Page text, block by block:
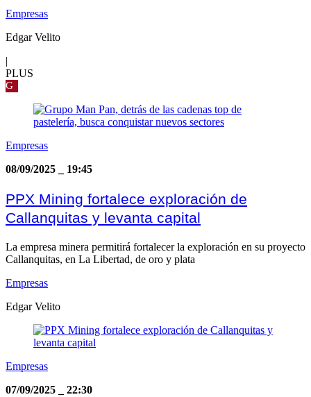
Empresas
Edgar Velito
|
PLUS
G
Empresas
08/09/2025
19:45
PPX Mining fortalece exploración de
Callanquitas y levanta capital
La empresa minera permitirá fortalecer la exploración en su proyecto
Callanquitas, en La Libertad, de oro y plata
Empresas
Edgar Velito
Empresas
07/09/2025
22:30